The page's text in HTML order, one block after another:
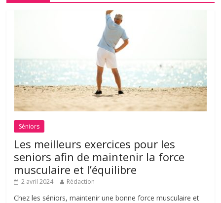
Séniors
Les meilleurs exercices pour les
seniors afin de maintenir la force
musculaire et l’équilibre
2 avril 2024 Rédaction
Chez les séniors, maintenir une bonne force musculaire et